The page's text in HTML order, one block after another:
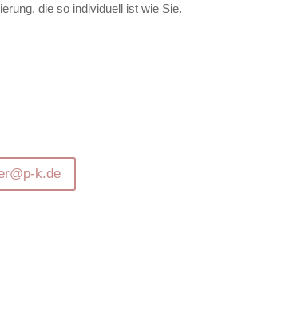
die so individuell ist wie Sie.
k.de